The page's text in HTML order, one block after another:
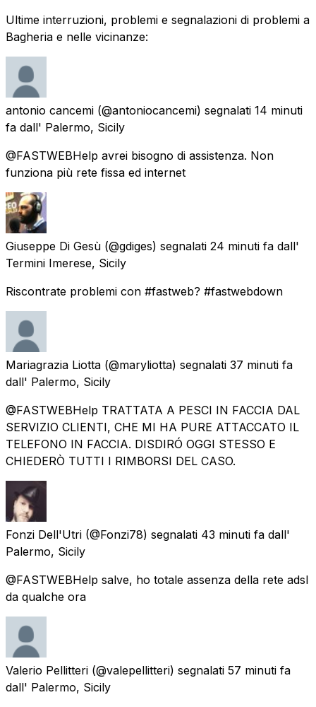
Ultime interruzioni, problemi e segnalazioni di problemi a
Bagheria e nelle vicinanze:
antonio cancemi (@antoniocancemi) segnalati 14 minuti
fa dall' Palermo, Sicily
@FASTWEBHelp avrei bisogno di assistenza. Non
funziona più rete fissa ed internet
Giuseppe Di Gesù (@gdiges) segnalati 24 minuti fa dall'
Termini Imerese, Sicily
Riscontrate problemi con #fastweb? #fastwebdown
Mariagrazia Liotta (@maryliotta) segnalati 37 minuti fa
dall' Palermo, Sicily
@FASTWEBHelp TRATTATA A PESCI IN FACCIA DAL
SERVIZIO CLIENTI, CHE MI HA PURE ATTACCATO IL
TELEFONO IN FACCIA. DISDIRÓ OGGI STESSO E
CHIEDERÒ TUTTI I RIMBORSI DEL CASO.
Fonzi Dell'Utri (@Fonzi78) segnalati 43 minuti fa dall'
Palermo, Sicily
@FASTWEBHelp salve, ho totale assenza della rete adsl
da qualche ora
Valerio Pellitteri (@valepellitteri) segnalati 57 minuti fa
dall' Palermo, Sicily